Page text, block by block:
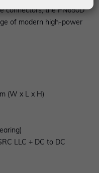
connectors, the PN650D
of modern high-power
(W x L x H)
LLC + DC to DC